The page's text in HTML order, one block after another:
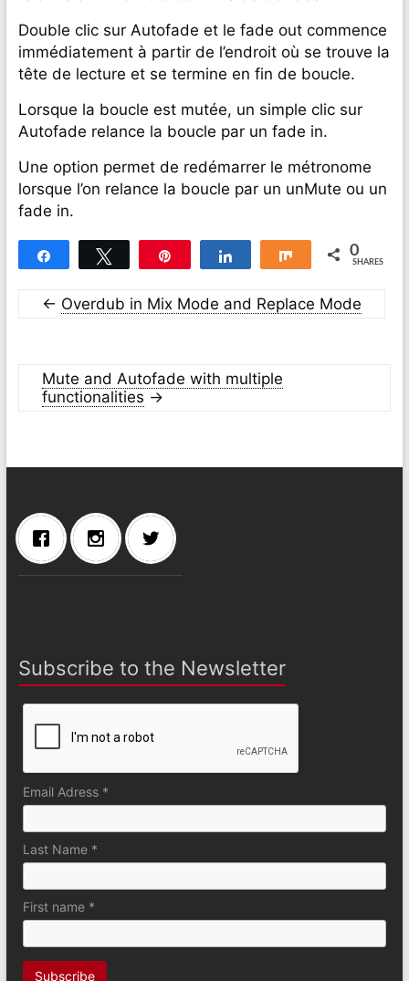
Double clic sur Autofade et le fade out commence
immédiatement à partir de l’endroit où se trouve la
tête de lecture et se termine en fin de boucle.
Lorsque la boucle est mutée, un simple clic sur
Autofade relance la boucle par un fade in.
Une option permet de redémarrer le métronome
lorsque l’on relance la boucle par un unMute ou un
fade in.
Share 0
SHARES
← Overdub in Mix Mode and Replace Mode
Mute and Autofade with multiple
functionalities →
Subscribe to the Newsletter
Email Adress *
Last Name *
First name *